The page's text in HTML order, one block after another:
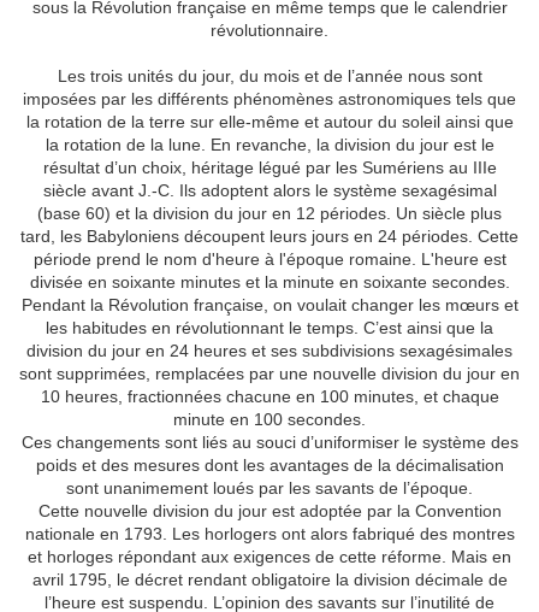
sous la Révolution française en même temps que le calendrier
révolutionnaire.
Les trois unités du jour, du mois et de l’année nous sont
imposées par les différents phénomènes astronomiques tels que
la rotation de la terre sur elle-même et autour du soleil ainsi que
la rotation de la lune. En revanche, la division du jour est le
résultat d’un choix, héritage légué par les Sumériens au IIIe
siècle avant J.-C. Ils adoptent alors le système sexagésimal
(base 60) et la division du jour en 12 périodes. Un siècle plus
tard, les Babyloniens découpent leurs jours en 24 périodes. Cette
période prend le nom d'heure à l'époque romaine. L'heure est
divisée en soixante minutes et la minute en soixante secondes.
Pendant la Révolution française, on voulait changer les mœurs et
les habitudes en révolutionnant le temps. C’est ainsi que la
division du jour en 24 heures et ses subdivisions sexagésimales
sont supprimées, remplacées par une nouvelle division du jour en
10 heures, fractionnées chacune en 100 minutes, et chaque
minute en 100 secondes.
Ces changements sont liés au souci d’uniformiser le système des
poids et des mesures dont les avantages de la décimalisation
sont unanimement loués par les savants de l’époque.
Cette nouvelle division du jour est adoptée par la Convention
nationale en 1793. Les horlogers ont alors fabriqué des montres
et horloges répondant aux exigences de cette réforme. Mais en
avril 1795, le décret rendant obligatoire la division décimale de
l’heure est suspendu. L’opinion des savants sur l’inutilité de